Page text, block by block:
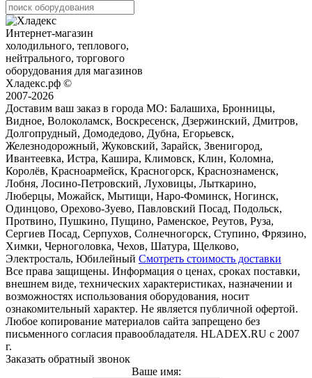
Интернет-магазин
холодильного, теплового,
нейтрального, торгового
оборудования для магазинов
Хладекс.рф ©
2007-2026
Доставим ваш заказ в города МО: Балашиха, Бронницы,
Видное, Волоколамск, Воскресенск, Дзержинский, Дмитров,
Долгопрудный, Домодедово, Дубна, Егорьевск,
Железнодорожный, Жуковский, Зарайск, Звенигород,
Ивантеевка, Истра, Кашира, Климовск, Клин, Коломна,
Королёв, Красноармейск, Красногорск, Краснознаменск,
Лобня, Лосино-Петровский, Луховицы, Лыткарино,
Люберцы, Можайск, Мытищи, Наро-Фоминск, Ногинск,
Одинцово, Орехово-Зуево, Павловский Посад, Подольск,
Протвино, Пушкино, Пущино, Раменское, Реутов, Руза,
Сергиев Посад, Серпухов, Солнечногорск, Ступино, Фрязино,
Химки, Черноголовка, Чехов, Шатура, Щелково,
Электросталь, Юбилейный Смотреть стоимость доставки
Все права защищены. Информация о ценах, сроках поставки,
внешнем виде, технических характеристиках, назначении и
возможностях использования оборудования, носит
ознакомительный характер. Не является публичной офертой.
Любое копирование материалов сайта запрещено без
письменного согласия правообладателя. HLADEX.RU c 2007
г.
Заказать обратный звонок
Ваше имя: